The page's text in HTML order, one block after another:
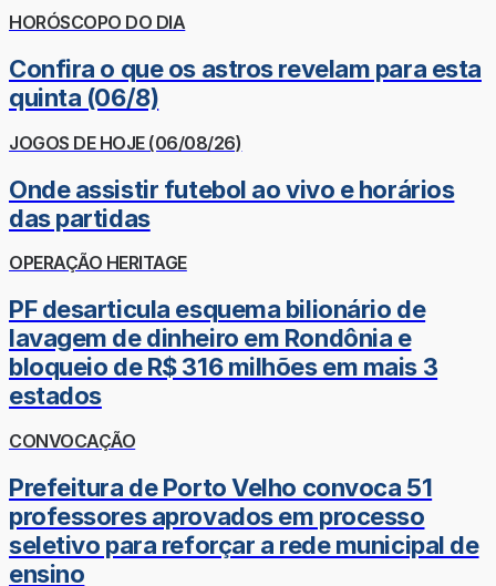
HORÓSCOPO DO DIA
Confira o que os astros revelam para esta
quinta (06/8)
JOGOS DE HOJE (06/08/26)
Onde assistir futebol ao vivo e horários
das partidas
OPERAÇÃO HERITAGE
PF desarticula esquema bilionário de
lavagem de dinheiro em Rondônia e
bloqueio de R$ 316 milhões em mais 3
estados
CONVOCAÇÃO
Prefeitura de Porto Velho convoca 51
professores aprovados em processo
seletivo para reforçar a rede municipal de
ensino